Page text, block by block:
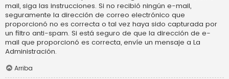
mail, siga las instrucciones. Si no recibió ningún e-mail,
seguramente la dirección de correo electrónico que
proporcionó no es correcta o tal vez haya sido capturada por
un filtro anti-spam. Si está seguro de que la dirección de e-
mail que proporcionó es correcta, envíe un mensaje a La
Administración.
Arriba